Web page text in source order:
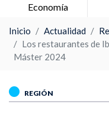
Política
Inicio Actualidad
Los restaurantes de
Máster 2024
REGIÓN